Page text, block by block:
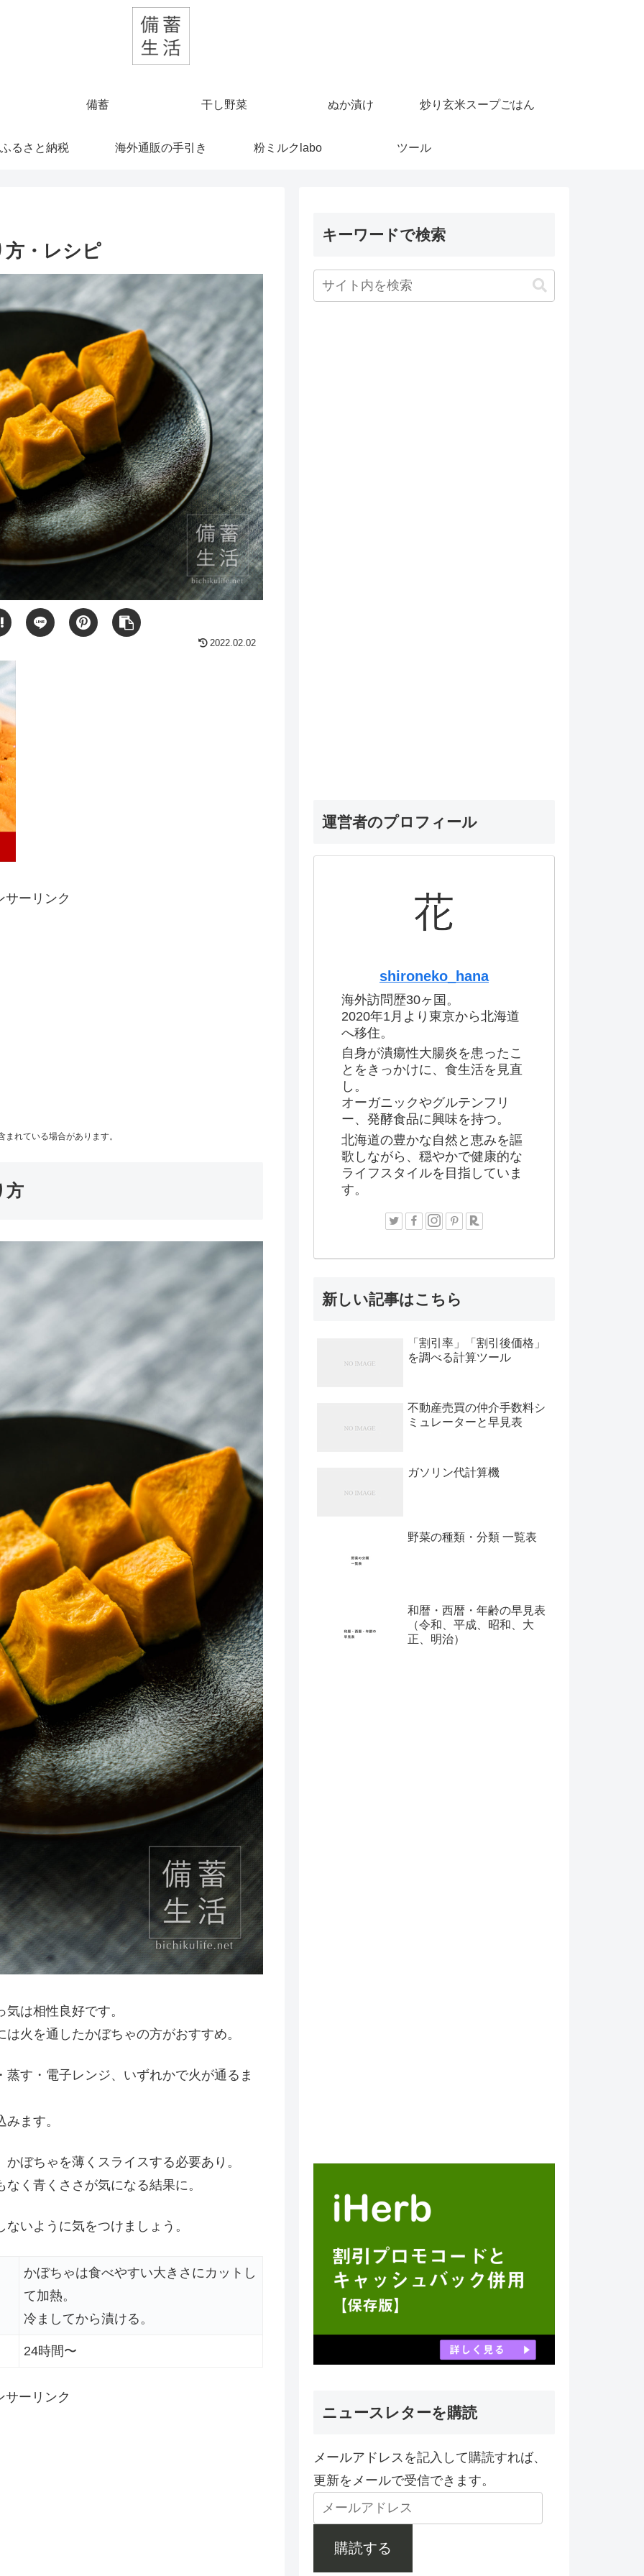
備蓄 干し野菜 ぬか漬け 炒り玄米スープごはん
ふるさと納税 海外通販の手引き 粉ミルクlabo ツール
・レシピ
2022.02.02
サーリンク
まれている場合があります。
方
は相性良好です。
火を通したかぼちゃの方がおすすめ。
す・電子レンジ、いずれかで火が通るま
ます。
ぼちゃを薄くスライスする必要あり。
く青くささが気になる結果に。
いように気をつけましょう。
かぼちゃは食べやすい大きさにカットし
て加熱。
冷ましてから漬ける。
24時間〜
サーリンク
キーワードで検索
運営者のプロフィール
shironeko_hana
海外訪問歴30ヶ国。
2020年1月より東京から北海道
へ移住。
自身が潰瘍性大腸炎を患ったこ
とをきっかけに、食生活を見直
し。
オーガニックやグルテンフリ
ー、発酵食品に興味を持つ。
北海道の豊かな自然と恵みを謳
歌しながら、穏やかで健康的な
ライフスタイルを目指していま
す。
新しい記事はこちら
「割引率」「割引後価格」
を調べる計算ツール
不動産売買の仲介手数料シ
ミュレーターと早見表
ガソリン代計算機
野菜の種類・分類 一覧表
和暦・西暦・年齢の早見表
（令和、平成、昭和、大
正、明治）
ニュースレターを購読
メールアドレスを記入して購読すれば、
更新をメールで受信できます。
購読する